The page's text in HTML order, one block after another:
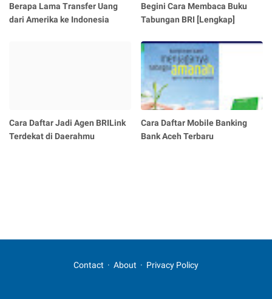
Berapa Lama Transfer Uang
dari Amerika ke Indonesia
Begini Cara Membaca Buku
Tabungan BRI [Lengkap]
Cara Daftar Jadi Agen BRILink
Terdekat di Daerahmu
Cara Daftar Mobile Banking
Bank Aceh Terbaru
Contact About Privacy Policy